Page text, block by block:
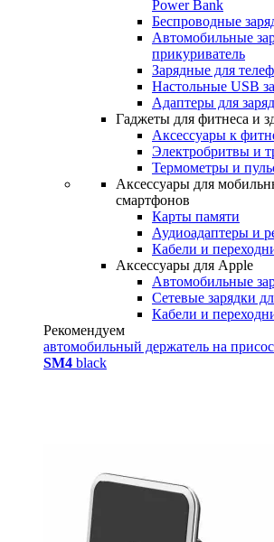
Power Bank
Беспроводные
Автомобильные
прикуриватель
Зарядные для
Настольные USB
Адаптеры для
Гаджеты для фитнеса и
Аксессуары к
Электробритвы и
Термометры и
Аксессуары для
смартфонов
Карты памяти
Аудиоадаптеры и
Кабели и
Аксессуары для Apple
Автомобильные
Сетевые зарядки
Кабели и
Рекомендуем
автомобильный держатель на
SM4 black